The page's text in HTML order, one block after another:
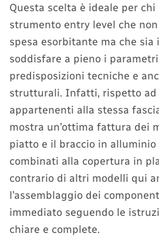
Questa scelta è ideale per chi
strumento entry level che
spesa esorbitante ma che sia
soddisfare a pieno i
predisposizioni tecniche e
strutturali. Infatti, rispetto ad
appartenenti alla stessa
mostra un’ottima fattura dei
piatto e il braccio in alluminio
combinati alla copertura in
contrario di altri modelli qui
l’assemblaggio dei
immediato seguendo le
chiare e complete.